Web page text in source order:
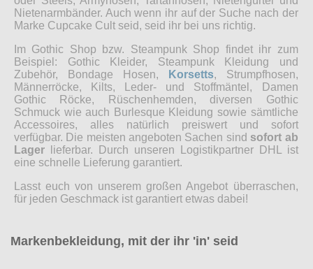
Nietenarmbänder. Auch wenn ihr auf der Suche nach der
Marke Cupcake Cult seid, seid ihr bei uns richtig.
Im Gothic Shop bzw. Steampunk Shop findet ihr zum
Beispiel: Gothic Kleider, Steampunk Kleidung und
Zubehör, Bondage Hosen,
Korsetts, Strumpfhosen,
Männerröcke, Kilts, Leder- und Stoffmäntel, Damen
Gothic Röcke, Rüschenhemden, diversen Gothic
Schmuck wie auch Burlesque Kleidung sowie sämtliche
Accessoires, alles natürlich preiswert und sofort
verfügbar. Die meisten angeboten Sachen sind sofort ab
Lager lieferbar. Durch unseren Logistikpartner DHL ist
eine schnelle Lieferung garantiert.
Lasst euch von unserem großen Angebot überraschen,
für jeden Geschmack ist garantiert etwas dabei!
Markenbekleidung, mit der ihr 'in' seid